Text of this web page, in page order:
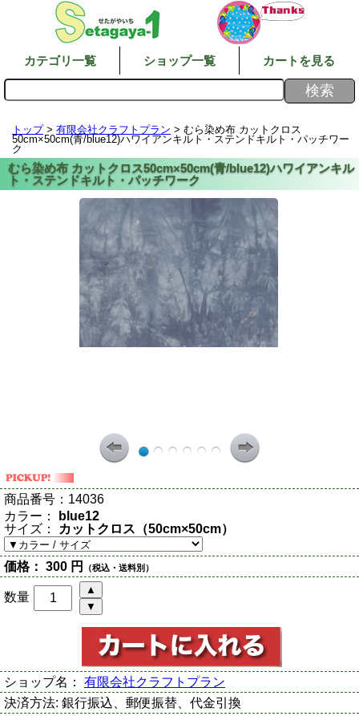
カテゴリ一覧 ショップ一覧 カートを見る
トップ> 有限会社クラフトプラン > むら染め布 カットクロス
50cm×50cm(青/blue12)ハワイアンキルト・ステンドキルト・パッチワー
ク
商品番号： 14036
カラー：
blue12
サイズ：
カットクロス（50cm×50cm）
価格： 300 円 （税込・送料別）
数量
ショップ名： 有限会社クラフトプラン
決済方法: 銀行振込、郵便振替、代金引換